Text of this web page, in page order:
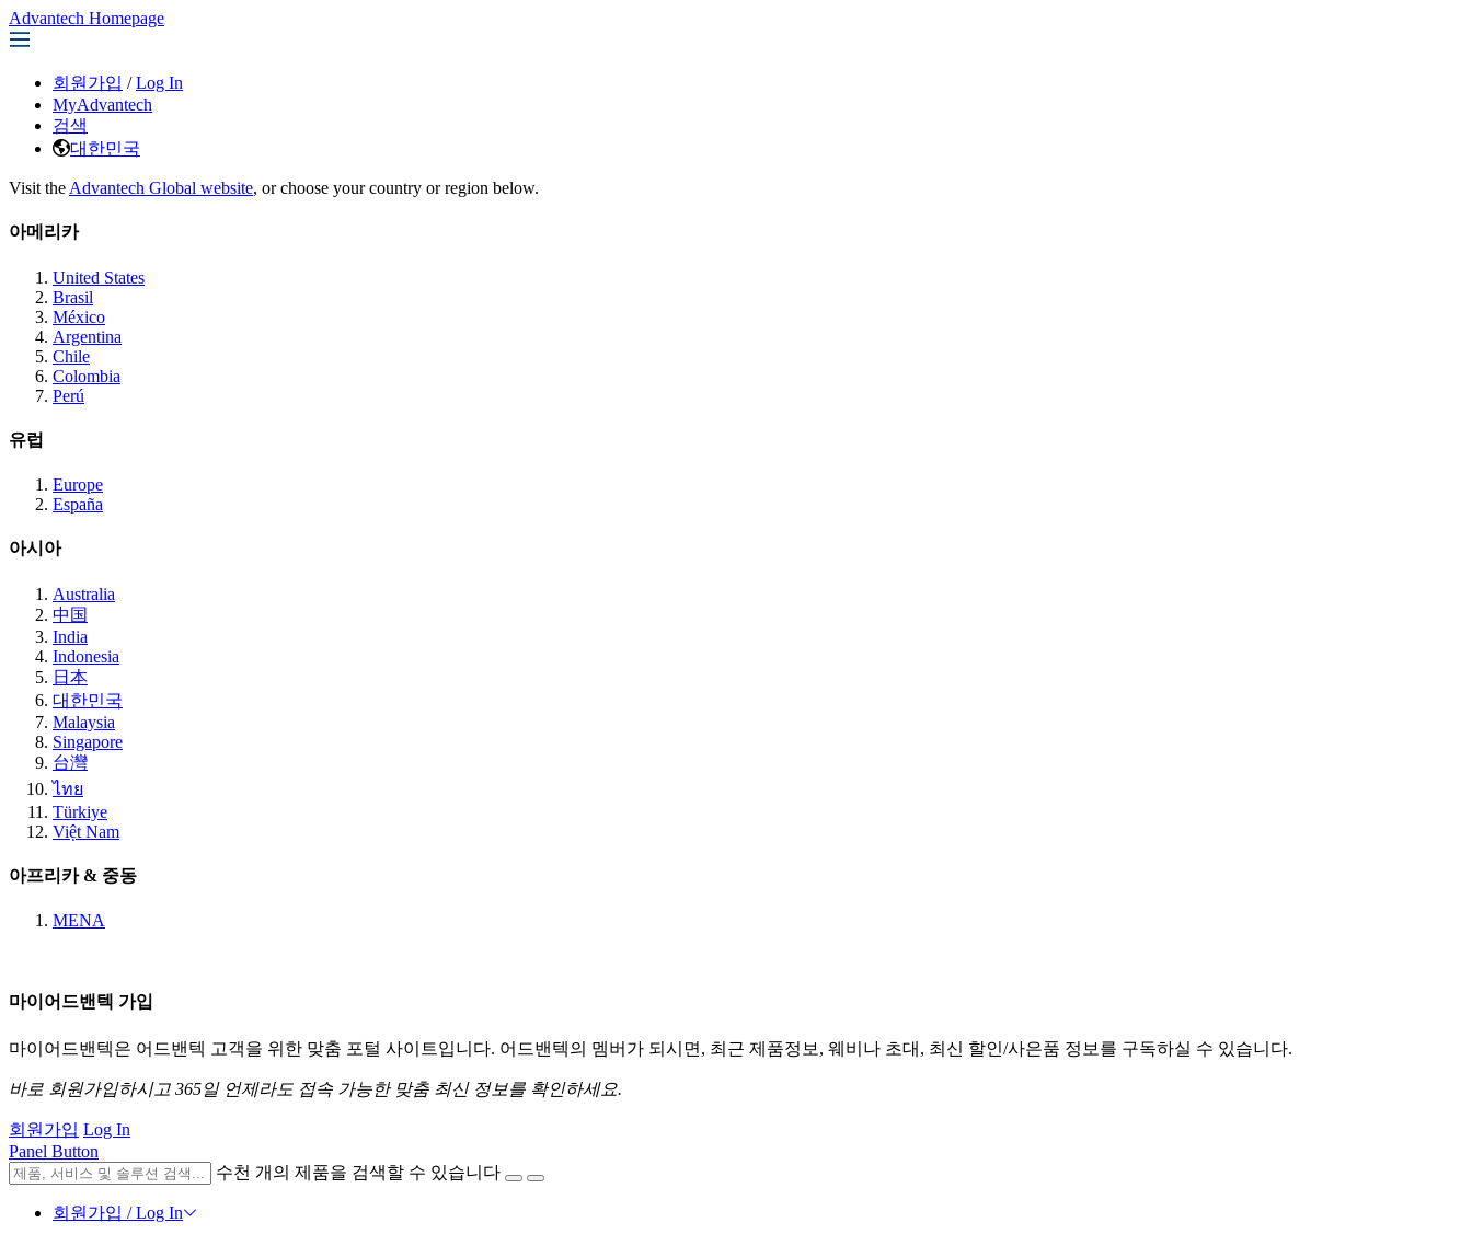
Advantech Homepage
회원가입 / Log In
MyAdvantech
검색
대한민국
Visit the Advantech Global website, or choose your country or region below.
아메리카
United States
Brasil
México
Argentina
Chile
Colombia
Perú
유럽
Europe
España
아시아
Australia
中国
India
Indonesia
日本
대한민국
Malaysia
Singapore
台灣
ไทย
Türkiye
Việt Nam
아프리카 & 중동
MENA
마이어드밴텍 가입
마이어드밴텍은 어드밴텍 고객을 위한 맞춤 포털 사이트입니다. 어드밴텍의 멤버가 되시면, 최근 제품정보, 웨비나 초대, 최신 할인/사은품 정보를 구독하실 수 있습니다.
바로 회원가입하시고 365일 언제라도 접속 가능한 맞춤 최신 정보를 확인하세요.
회원가입 Log In
Panel Button
수천 개의 제품을 검색할 수 있습니다
회원가입 / Log In